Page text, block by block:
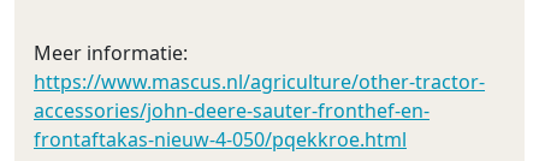
Meer informatie:
https://www.mascus.nl/agriculture/other-tractor-
accessories/john-deere-sauter-fronthef-en-
frontaftakas-nieuw-4-050/pqekkroe.html